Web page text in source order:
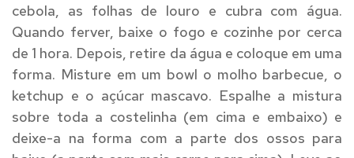
cebola, as folhas de louro e cubra com água.
Quando ferver, baixe o fogo e cozinhe por cerca
de 1 hora. Depois, retire da água e coloque em uma
forma. Misture em um bowl o molho barbecue, o
ketchup e o açúcar mascavo. Espalhe a mistura
sobre toda a costelinha (em cima e embaixo) e
deixe-a na forma com a parte dos ossos para